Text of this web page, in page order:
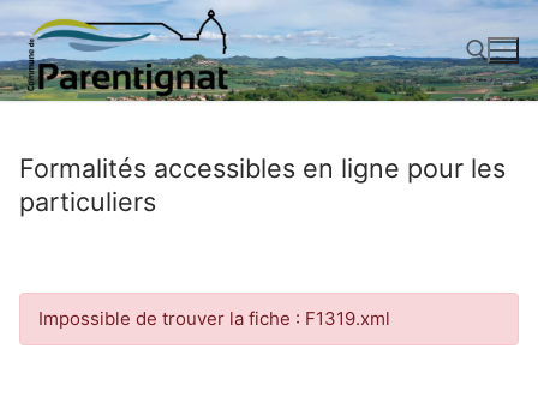
Aller
contenu
Formalités accessibles en ligne pour les
particuliers
Impossible de trouver la fiche : F1319.xml